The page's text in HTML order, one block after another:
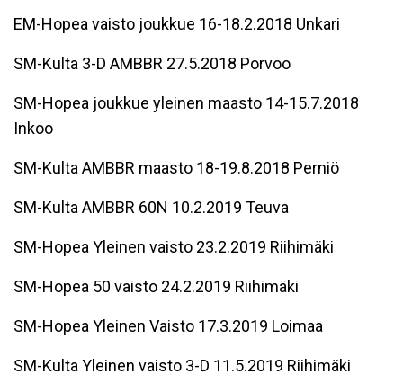
EM-Hopea vaisto joukkue 16-18.2.2018 Unkari
SM-Kulta 3-D AMBBR 27.5.2018 Porvoo
SM-Hopea joukkue yleinen maasto 14-15.7.2018
Inkoo
SM-Kulta AMBBR maasto 18-19.8.2018 Perniö
SM-Kulta AMBBR 60N 10.2.2019 Teuva
SM-Hopea Yleinen vaisto 23.2.2019 Riihimäki
SM-Hopea 50 vaisto 24.2.2019 Riihimäki
SM-Hopea Yleinen Vaisto 17.3.2019 Loimaa
SM-Kulta Yleinen vaisto 3-D 11.5.2019 Riihimäki